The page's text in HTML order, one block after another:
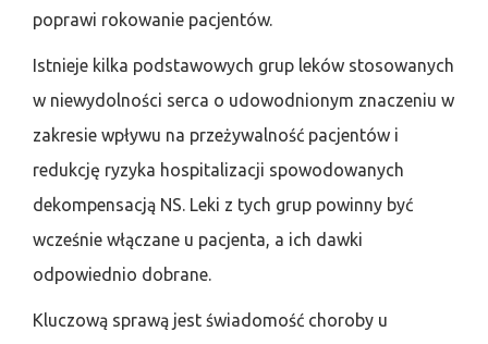
poprawi rokowanie pacjentów.
Istnieje kilka podstawowych grup leków stosowanych
w niewydolności serca o udowodnionym znaczeniu w
zakresie wpływu na przeżywalność pacjentów i
redukcję ryzyka hospitalizacji spowodowanych
dekompensacją NS. Leki z tych grup powinny być
wcześnie włączane u pacjenta, a ich dawki
odpowiednio dobrane.
Kluczową sprawą jest świadomość choroby u